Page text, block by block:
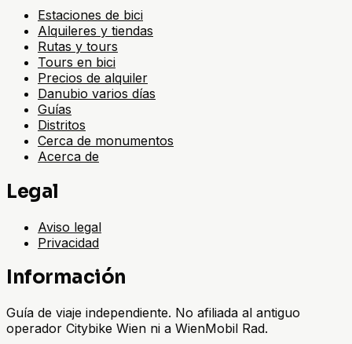
Estaciones de bici
Alquileres y tiendas
Rutas y tours
Tours en bici
Precios de alquiler
Danubio varios días
Guías
Distritos
Cerca de monumentos
Acerca de
Legal
Aviso legal
Privacidad
Información
Guía de viaje independiente. No afiliada al antiguo
operador Citybike Wien ni a WienMobil Rad.